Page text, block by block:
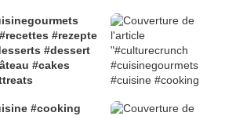
#dessert
#cakes
#cooking